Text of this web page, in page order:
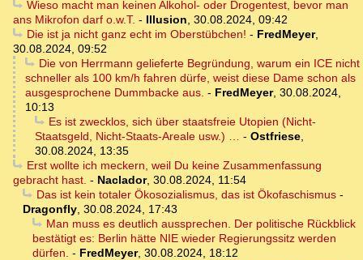
Wieso macht man keinen Alkohol- oder Drogentest, bevor man
ans Mikrofon darf o.w.T. - Illusion, 30.08.2024, 09:42
Die ist ja nicht ganz echt im Oberstübchen! - FredMeyer,
30.08.2024, 09:52
Die von Herrmann gelieferte Begründung, warum ein ICE nicht
schneller als 100 km/h fahren dürfe, weist diese Dame schon als
ausgesprochene Dummbacke aus. - FredMeyer, 30.08.2024,
10:13
Es ist zwecklos, sich über staatsfreie Utopien (Nicht-
Staatsgeld, Nicht-Staats-Areale usw.) … - Ostfriese,
30.08.2024, 13:35
Erst wollte ich meckern, weil Du keine Zusammenfassung
gebracht hast. - Naclador, 30.08.2024, 11:54
Das ist kein totaler Ökosozialismus, das ist Ökofaschismus-
Dragonfly, 30.08.2024, 17:43
Man muss es deutlich aussprechen. Der politische Rückblick
bestätigt es: Berlin hätte NIE wieder Regierungssitz werden
dürfen. - FredMeyer, 30.08.2024, 18:12